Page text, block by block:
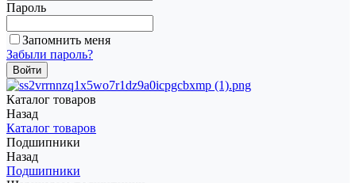
Пароль
Запомнить меня
Забыли пароль?
Каталог товаров
Назад
Каталог товаров
Подшипники
Назад
Подшипники